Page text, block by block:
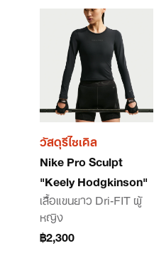
วัสดุรีไซเคิล
Nike Pro Sculpt
"Keely Hodgkinson"
เสื้อแขนยาว Dri-FIT ผู้
หญิง
฿2,300